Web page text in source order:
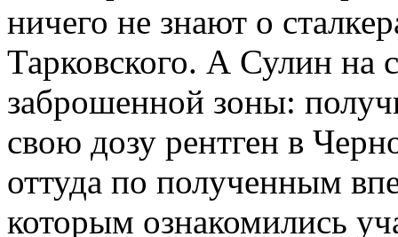
ничего не знают о
Тарковского. А Сулин на
заброшенной зоны:
свою дозу рентген в
оттуда по полученным
которым ознакомились